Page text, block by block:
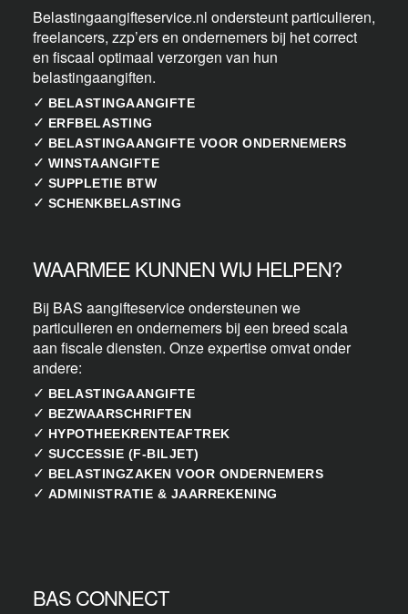
Belastingaangifteservice.nl ondersteunt particulieren,
freelancers, zzp’ers en ondernemers bij het correct
en fiscaal optimaal verzorgen van hun
belastingaangiften.
✓ BELASTINGAANGIFTE
✓ ERFBELASTING
✓ BELASTINGAANGIFTE VOOR ONDERNEMERS
✓ WINSTAANGIFTE
✓ SUPPLETIE BTW
✓ SCHENKBELASTING
WAARMEE KUNNEN WIJ HELPEN?
Bij BAS aangifteservice ondersteunen we
particulieren en ondernemers bij een breed scala
aan fiscale diensten. Onze expertise omvat onder
andere:
✓ BELASTINGAANGIFTE
✓ BEZWAARSCHRIFTEN
✓ HYPOTHEEKRENTEAFTREK
✓ SUCCESSIE (F-BILJET)
✓ BELASTINGZAKEN VOOR ONDERNEMERS
✓ ADMINISTRATIE & JAARREKENING
BAS CONNECT